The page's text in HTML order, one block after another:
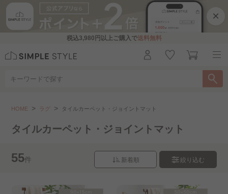
×
税込3,980円 以上ご購入で送料無料
HOME ラグ タイルカーペット・ジョイントマット
長方形ラグ 正方形ラグ
タイルカーペット・ジョイントマット
55件 新着順 絞り込む